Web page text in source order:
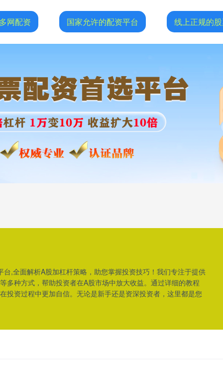
网配资 国家允许的配资平台 线上正规的
,全面解析A股加杠杆策略，助您掌握投资技巧！我们专注于提供
多种方式，帮助投资者在A股市场中放大收益。通过详细的教程
投资过程中更加自信。无论是新手还是资深投资者，这里都是您